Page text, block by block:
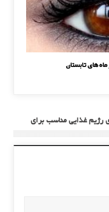
ماه‌های تابستان
رژیم غذایی مناسب برای